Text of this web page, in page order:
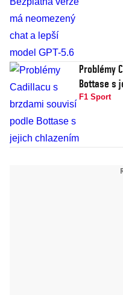
Problémy
Bottase s
F1 Sport